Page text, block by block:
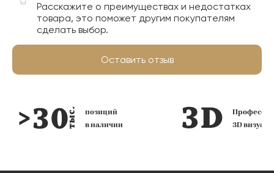
Расскажите о преимуществах и недостатках
товара, это поможет другим покупателям
сделать выбор.
Оставить отзыв
позиций
в наличии
3D